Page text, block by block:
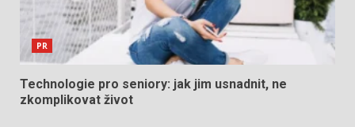
PR
Technologie pro seniory: jak jim usnadnit, ne
zkomplikovat život